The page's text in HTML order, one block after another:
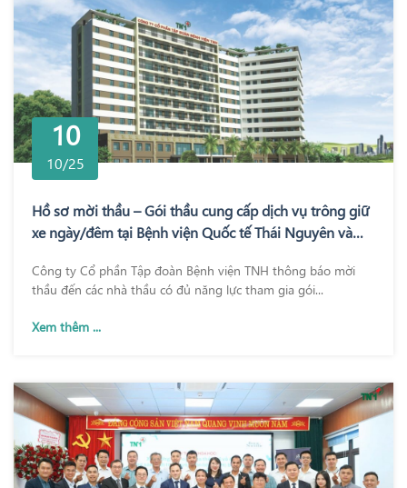
10
10/25
Hồ sơ mời thầu – Gói thầu cung cấp dịch vụ trông giữ
xe ngày/đêm tại Bệnh viện Quốc tế Thái Nguyên và
Công ty Cổ phần Tập đoàn Bệnh viện TNH thông báo mời
thầu đến các nhà thầu có đủ năng lực tham gia gói...
Xem thêm ...